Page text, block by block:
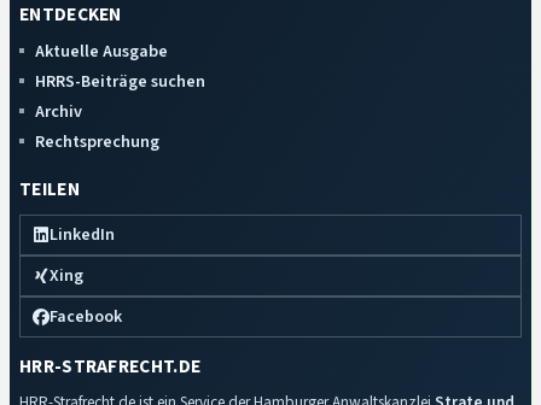
ENTDECKEN
Aktuelle Ausgabe
HRRS-Beiträge suchen
Archiv
Rechtsprechung
TEILEN
LinkedIn
Xing
Facebook
HRR-STRAFRECHT.DE